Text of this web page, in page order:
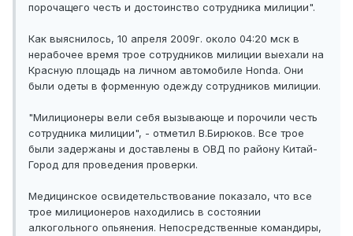
порочащего честь и достоинство сотрудника милиции".
Как выяснилось, 10 апреля 2009г. около 04:20 мск в
нерабочее время трое сотрудников милиции выехали на
Красную площадь на личном автомобиле Honda. Они
были одеты в форменную одежду сотрудников милиции.
"Милиционеры вели себя вызывающе и порочили честь
сотрудника милиции", - отметил В.Бирюков. Все трое
были задержаны и доставлены в ОВД по району Китай-
Город для проведения проверки.
Медицинское освидетельствование показало, что все
трое милиционеров находились в состоянии
алкогольного опьянения. Непосредственные командиры,